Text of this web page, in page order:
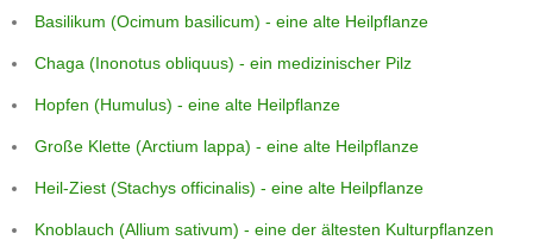
Basilikum (Ocimum basilicum) - eine alte Heilpflanze
Chaga (Inonotus obliquus) - ein medizinischer Pilz
Hopfen (Humulus) - eine alte Heilpflanze
Große Klette (Arctium lappa) - eine alte Heilpflanze
Heil-Ziest (Stachys officinalis) - eine alte Heilpflanze
Knoblauch (Allium sativum) - eine der ältesten Kulturpflanzen